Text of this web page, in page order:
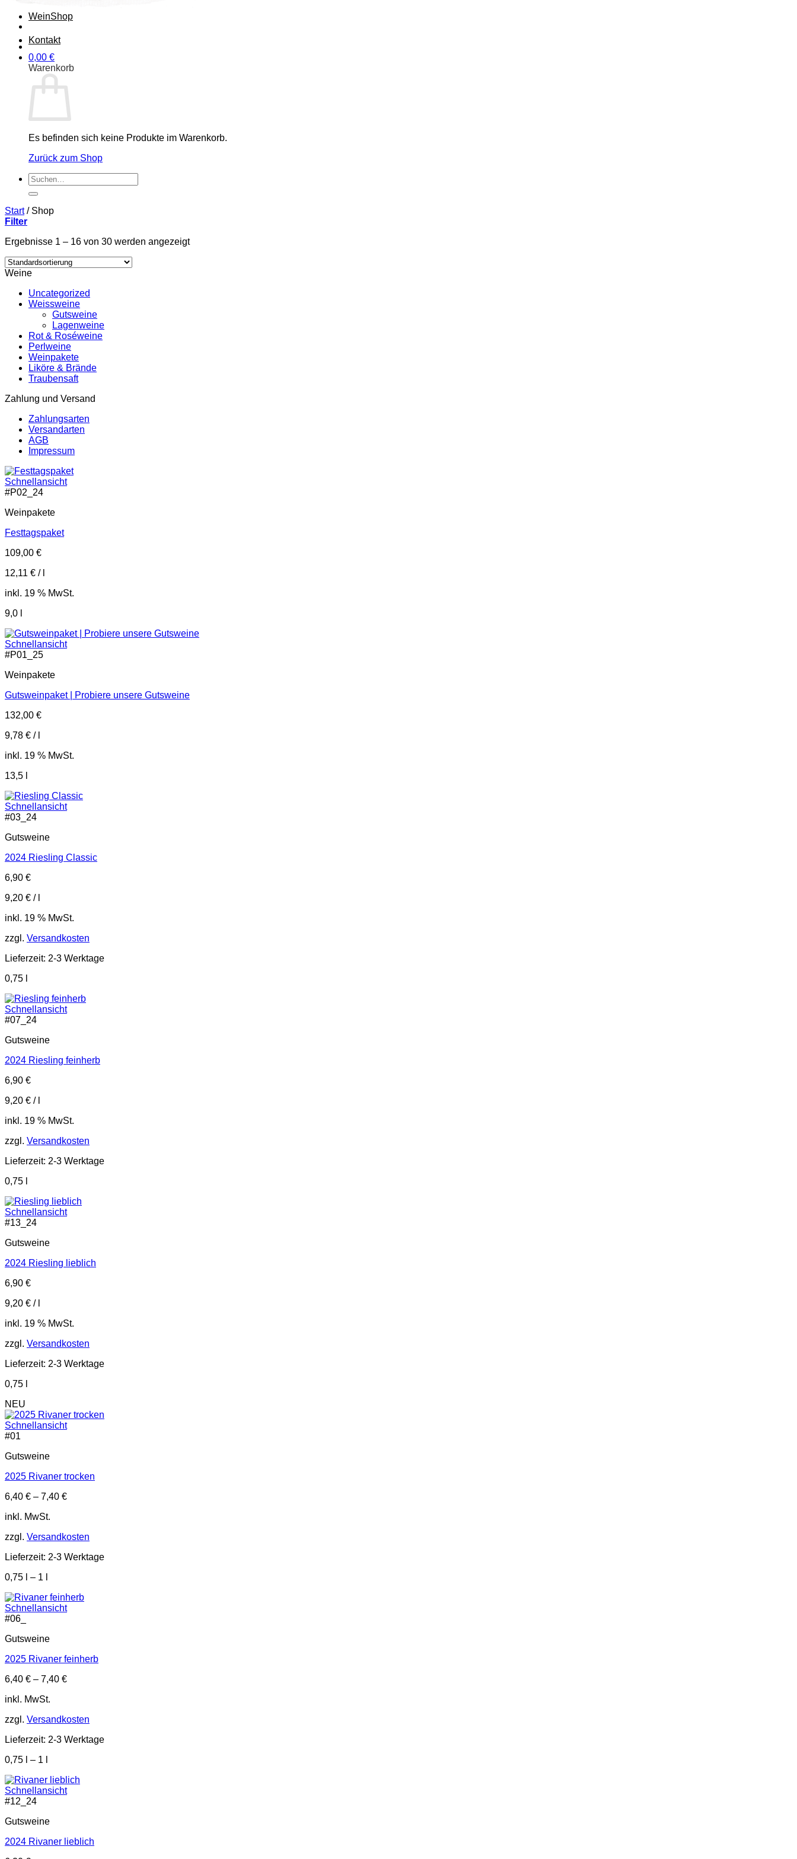
WeinShop
Kontakt
0,00 €
Warenkorb
Es befinden sich keine Produkte im Warenkorb.
Zurück zum Shop
Suchen
nach:
Start /Shop
Filter
Ergebnisse 1 – 16 von 30 werden angezeigt
Weine
Uncategorized
Weissweine
Gutsweine
Lagenweine
Rot & Roséweine
Perlweine
Weinpakete
Liköre & Brände
Traubensaft
Zahlung und Versand
Zahlungsarten
Versandarten
AGB
Impressum
Schnellansicht
#P02_24
Weinpakete
Festtagspaket
109,00 €
12,11 € /
inkl. 19 % MwSt.
9,0
Schnellansicht
#P01_25
Weinpakete
Gutsweinpaket | Probiere unsere Gutsweine
132,00 €
9,78 € /
inkl. 19 % MwSt.
13,5
Schnellansicht
#03_24
Gutsweine
2024 Riesling Classic
6,90 €
9,20 € /
inkl. 19 % MwSt.
zzgl. Versandkosten
Lieferzeit: 2-3 Werktage
0,75
Schnellansicht
#07_24
Gutsweine
2024 Riesling feinherb
6,90 €
9,20 € /
inkl. 19 % MwSt.
zzgl. Versandkosten
Lieferzeit: 2-3 Werktage
0,75
Schnellansicht
#13_24
Gutsweine
2024 Riesling lieblich
6,90 €
9,20 € /
inkl. 19 % MwSt.
zzgl. Versandkosten
Lieferzeit: 2-3 Werktage
0,75
NEU
Schnellansicht
#01
Gutsweine
2025 Rivaner trocken
6,40 € – 7,40 €
inkl. MwSt.
zzgl. Versandkosten
Lieferzeit: 2-3 Werktage
0,75
– 1
Schnellansicht
#06_
Gutsweine
2025 Rivaner feinherb
6,40 € – 7,40 €
inkl. MwSt.
zzgl. Versandkosten
Lieferzeit: 2-3 Werktage
0,75
– 1
Schnellansicht
#12_24
Gutsweine
2024 Rivaner lieblich